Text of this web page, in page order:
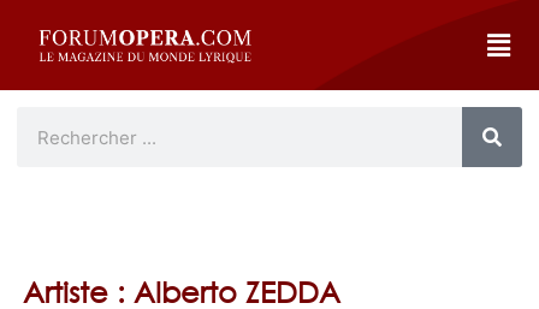
Artiste : Alberto ZEDDA